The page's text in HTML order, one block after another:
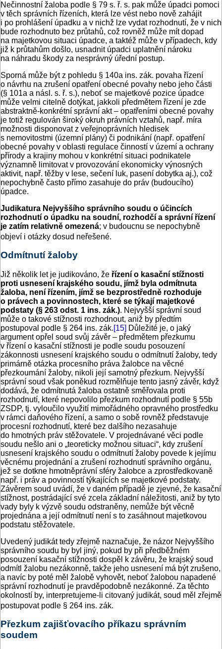
Nečinnostní žaloba podle § 79 s. ř. s. pak může úpadci pomoci
v těch správních řízeních, která lze vést nebo nově zahájit
i po prohlášení úpadku a v nichž lze vydat rozhodnutí, že v nich
bude rozhodnuto bez průtahů, což rovněž může mít dopad
na majetkovou situaci úpadce, a taktéž může v případech, kdy
již k průtahům došlo, usnadnit úpadci uplatnění nároku
na náhradu škody za nesprávný úřední postup.
Sporná může být z pohledu § 140a ins. zák. povaha řízení
o návrhu na zrušení opatření obecné povahy nebo jeho části
(§ 101a a násl. s. ř. s.), neboť se majetkové pozice úpadce
může velmi citelně dotýkat, jakkoli předmětem řízení je zde
abstraktně-konkrétní správní akt – opatřeními obecné povahy
je totiž regulován široký okruh právních vztahů, např. míra
možnosti disponovat z veřejnoprávních hledisek
s nemovitostmi (územní plány) či podnikání (např. opatření
obecné povahy v oblasti regulace činností v území a ochrany
přírody a krajiny mohou v konkrétní situaci podnikatele
významně limitovat v provozování ekonomicky výnosných
aktivit, např. těžby v lese, sečení luk, pasení dobytka aj.), což
nepochybně často přímo zasahuje do práv (budoucího)
úpadce.
Judikatura Nejvyššího správního soudu o účincích
rozhodnutí o úpadku na soudní, rozhodčí a správní řízení
je zatím relativně omezená; v budoucnu se nepochybně
objeví i otázky dosud neřešené.
Odmítnutí žaloby
Již několik let je judikováno, že řízení o kasační stížnosti
proti usnesení krajského soudu, jímž byla odmítnuta
žaloba, není řízením, jímž se bezprostředně rozhoduje
o právech a povinnostech, které se týkají majetkové
podstaty (§ 263 odst. 1 ins. zák.). Nejvyšší správní soud
může o takové stížnosti rozhodnout, aniž by předtím
postupoval podle § 264 ins. zák.[15] Důležité je, o jaký
argument opřel soud svůj závěr – předmětem přezkumu
v řízení o kasační stížnosti je podle soudu posouzení
zákonnosti usnesení krajského soudu o odmítnutí žaloby, tedy
primárně otázka procesního práva žalobce na věcné
přezkoumání žaloby, nikoli její samotný přezkum. Nejvyšší
správní soud však poněkud rozmělňuje tento jasný závěr, když
dodává, že odmítnutá žaloba ostatně směřovala proti
rozhodnutí, které nepovolilo přezkum rozhodnutí podle § 55b
ZSDP, tj. vyloučilo využití mimořádného opravného prostředku
v rámci daňového řízení, a samo o sobě rovněž představuje
procesní rozhodnutí, které bez dalšího nezasahuje
do hmotných práv stěžovatele. V projednávané věci podle
soudu nešlo ani o „teoreticky možnou situaci“, kdy zrušení
usnesení krajského soudu o odmítnutí žaloby povede k jejímu
věcnému projednání a zrušení rozhodnutí správního orgánu,
jež se dotkne hmotněprávní sféry žalobce a zprostředkovaně
např. i práv a povinností týkajících se majetkové podstaty.
Závěrem soud uvádí, že v daném případě je zjevné, že kasační
stížnost, postrádající své zcela základní náležitosti, aniž by tyto
vady byly k výzvě soudu odstraněny, nemůže být věcně
projednána a její odmítnutí není s to zasáhnout majetkovou
podstatu stěžovatele.
Uvedený judikát tedy zřejmě naznačuje, že názor Nejvyššího
správního soudu by byl jiný, pokud by při předběžném
posouzení kasační stížnosti dospěl k závěru, že krajský soud
odmítl žalobu nezákonně, takže jeho usnesení má být zrušeno,
a navíc by poté měl žalobě vyhovět, neboť žalobou napadené
správní rozhodnutí je pravděpodobně nezákonné. Za těchto
okolností by, interpretujeme-li citovaný judikát, soud měl zřejmě
postupovat podle § 264 ins. zák.
Přezkum zajišťovacího příkazu správním
soudem